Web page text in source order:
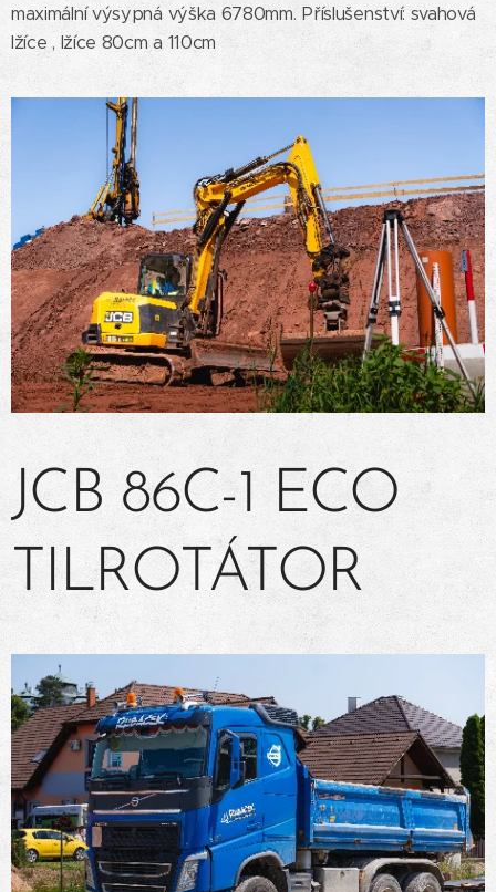
maximální výsypná výška 6780mm. Příslušenství: svahová
lžíce , lžíce 80cm a 110cm
JCB 86C-1 ECO
TILROTÁTOR